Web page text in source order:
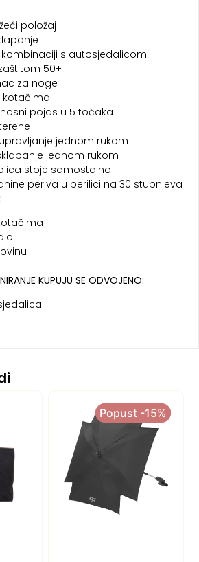
položaj
kombinaciji s autosjedalicom
50+
za noge
kotačima
pojas u 5 točaka
jednom rukom
jednom rukom
stoje samostalno
periva u perilici na 30 stupnjeva
KUPUJU SE ODVOJENO:
Popust -15%
Popust -15%